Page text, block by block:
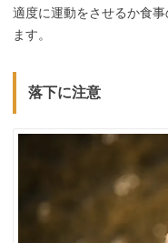
適度に運動をさせるか食
ます。
落下に注意